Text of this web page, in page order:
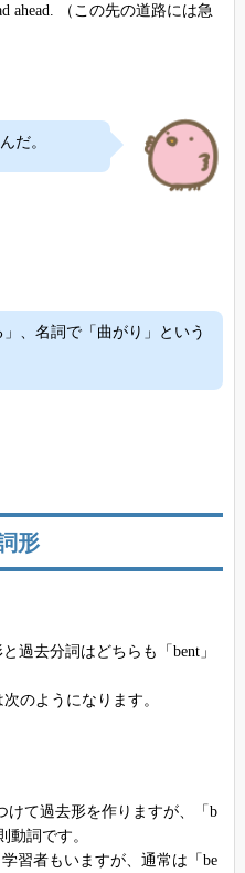
ahead. （この先の道路には急
だ。
、名詞で「曲がり」という
形
過去分詞はどちらも「bent」
のようになります。
けて過去形を作りますが、「b
動詞です。
習者もいますが、通常は「be